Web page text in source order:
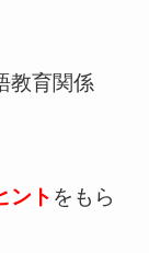
教育関係
ント をもら